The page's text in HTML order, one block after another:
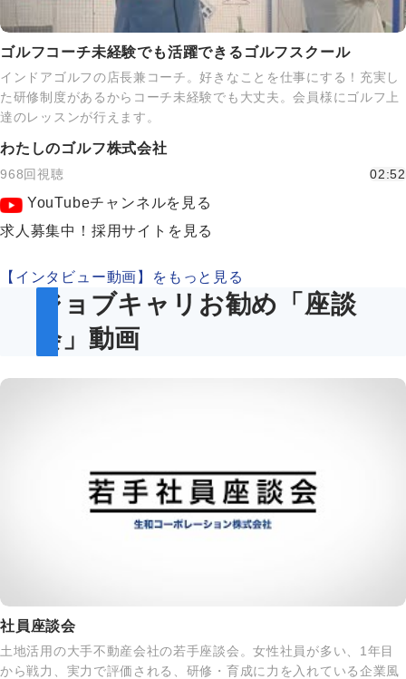
ゴルフコーチ未経験でも活躍できるゴルフスクール
インドアゴルフの店長兼コーチ。好きなことを仕事にする！充実し
た研修制度があるからコーチ未経験でも大丈夫。会員様にゴルフ上
達のレッスンが行えます。
わたしのゴルフ株式会社
968回視聴 02:52
YouTubeチャンネルを見る
求人募集中！採用サイトを見る
【インタビュー動画】をもっと見る
ジョブキャリお勧め「座談
会」動画
社員座談会
土地活用の大手不動産会社の若手座談会。女性社員が多い、1年目
から戦力、実力で評価される、研修・育成に力を入れている企業風